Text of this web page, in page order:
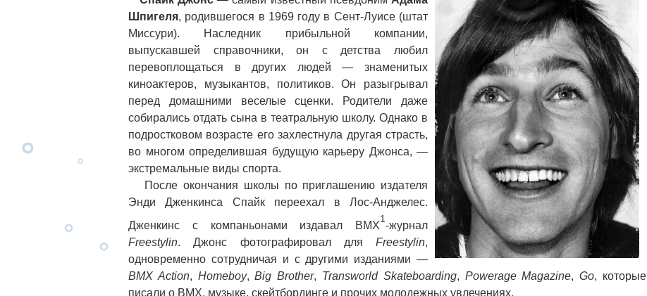
Шпигеля, родившегося в 1969 году в Сент-Луисе (штат
Миссури). Наследник прибыльной компании,
выпускавшей справочники, он с детства любил
перевоплощаться в других людей — знаменитых
киноактеров, музыкантов, политиков. Он разыгрывал
перед домашними веселые сценки. Родители даже
собирались отдать сына в театральную школу. Однако в
подростковом возрасте его захлестнула другая страсть,
во многом определившая будущую карьеру Джонcа, —
экстремальные виды спорта.
После окончания школы по приглашению издателя
Энди Дженкинса Спайк переехал в Лос-Анджелес.
Дженкинс с компаньонами издавал BMX
1
-журнал
Freestylin. Джонc фотографировал для Freestylin,
одновременно сотрудничая и с другими изданиями —
BMX Action, Homeboy,Big Brother, Transworld Skateboarding, Powerage Magazine,Go, которые
писали о BMX, музыке, скейтбординге и прочих молодежных увлечениях.